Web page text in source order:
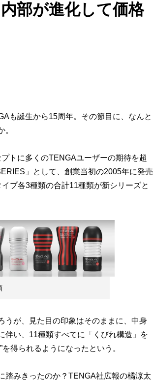
部が進化して価格
も誕生から15周年。その節目に、なんと
トに多くのTENGAユーザーの期待を超
」として、創業当初の2005年に発売
プ各3種類の合計11種類が新シリーズと
が、見た目の印象はそのままに、中身
伴い、11種類すべてに「くびれ構造」を
得られるようになったという。
みきったのか？TENGA社広報の橘涼太